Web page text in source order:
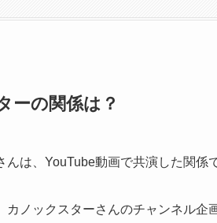
ーの関係は？
は、YouTube動画で共演した関係
ノックスターさんのチャンネル企